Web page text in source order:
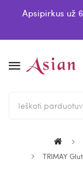
Apsipirkus už
TRIMAY